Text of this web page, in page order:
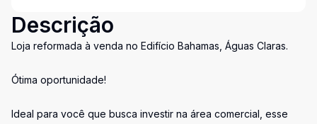
Descrição
Loja reformada à venda no Edifício Bahamas, Águas Claras.
Ótima oportunidade!
Ideal para você que busca investir na área comercial, esse